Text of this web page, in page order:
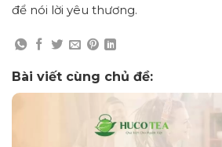
để nói lời yêu thương.
Bài viết cùng chủ đề: